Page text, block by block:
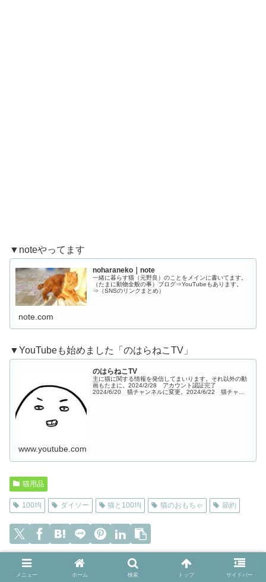
▼noteやってます
noharaneko｜note
一緒に暮らす猫（元野良）のことをメインに書いてます。
（たまに動物全般の事）ブログ⇒YouTubeもあります。
⇒（SNSのリンクまとめ）
note.com
▼YouTubeも始めました「のはらねこTV」
のはらねこTV
主に猫に関する情報を発信してまいります。それ以外の動
画もたまに。2024/2/28 アカウント認証完了
2024/6/20 猫チャンネルに変更。2024/6/22 猫チャン
www.youtube.com
猫用品
100均 ダイソー 猫と100均 猫のおもちゃ 節約
のはらねこをフォローする
メニュー ホーム 検索 トップ サイドバー